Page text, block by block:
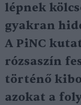
lépnek
gyakran
A PiNC
rózsaszín
történő
azokat a